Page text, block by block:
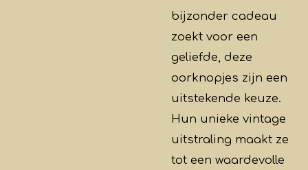
bijzonder cadeau
zoekt voor een
geliefde, deze
oorknopjes zijn een
uitstekende keuze.
Hun unieke vintage
uitstraling maakt ze
tot een waardevolle